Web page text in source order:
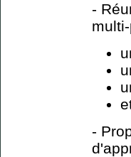
-
-